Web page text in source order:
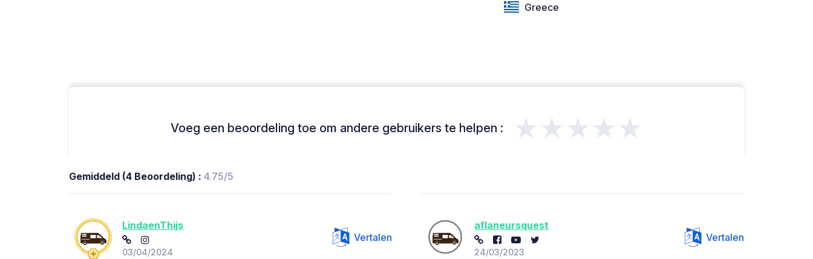
Greece
Voeg een beoordeling toe om andere gebruikers te helpen : ★★★★★
Gemiddeld (4 Beoordeling) : 4.75/5
LindaenThijs
03/04/2024
Vertalen
aflaneursquest
24/03/2023
Vertalen